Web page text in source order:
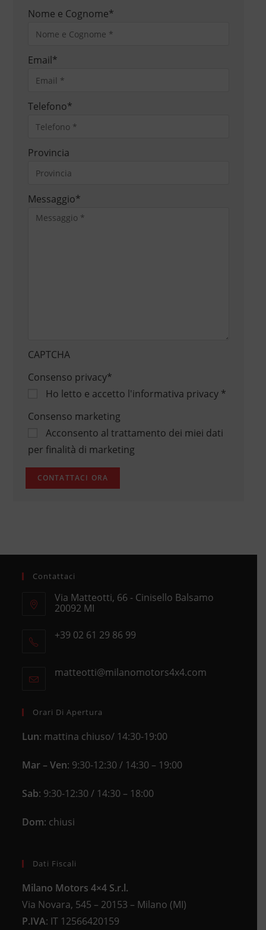
Nome e Cognome*
Email*
Telefono*
Provincia
Messaggio*
CAPTCHA
Consenso privacy*
Ho letto e accetto l'informativa privacy*
Consenso marketing
Acconsento al trattamento dei miei dati
per finalità di marketing
Contattaci
Via Matteotti, 66 - Cinisello Balsamo
20092 MI
in
+39 02 61 29 86 99
your
matteotti@milanomotors4x4.comOpens
Orari Di Apertura
Lun: mattina chiuso/ 14:30-19:00
Mar – Ven: 9:30-12:30 / 14:30 – 19:00
Sab: 9:30-12:30 / 14:30 – 18:00
Dom: chiusi
Dati Fiscali
Milano Motors 4×4 S.r.l.
Via Novara, 545 – 20153 – Milano (MI)
P.IVA: IT 12566420159